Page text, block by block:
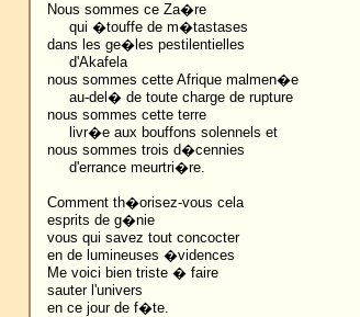
Nous sommes ce Za�re
qui �touffe de m�tastases
dans les ge�les pestilentielles
d'Akafela
nous sommes cette Afrique malmen�e
au-del� de toute charge de rupture
nous sommes cette terre
livr�e aux bouffons solennels et
nous sommes trois d�cennies
d'errance meurtri�re.
Comment th�orisez-vous cela
esprits de g�nie
vous qui savez tout concocter
en de lumineuses �vidences
Me voici bien triste � faire
sauter l'univers
en ce jour de f�te.